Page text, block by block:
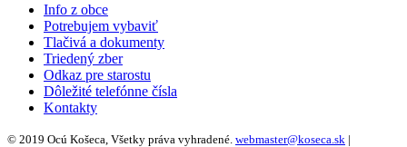
Info z obce
Potrebujem vybaviť
Tlačivá a dokumenty
Triedený zber
Odkaz pre starostu
Dôležité telefónne čísla
Kontakty
© 2019 Ocú Košeca, Všetky práva vyhradené. webmaster@koseca.sk |